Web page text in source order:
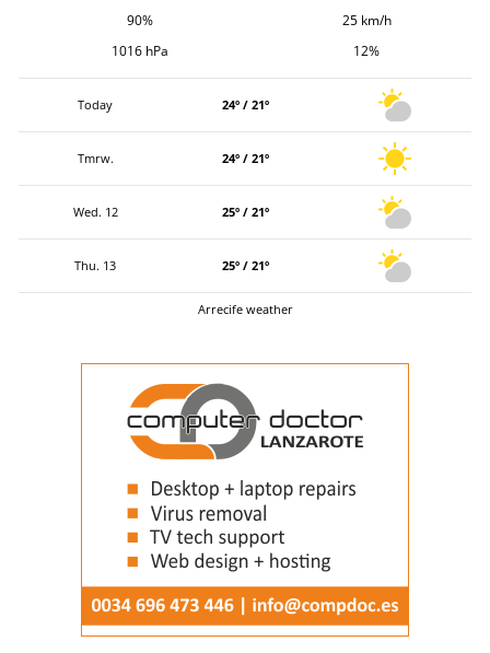
90%
25 km/h
1016 hPa
12%
Today 24º / 21º
Tmrw. 24º / 21º
Wed. 12 25º / 21º
Thu. 13 25º / 21º
Arrecife weather